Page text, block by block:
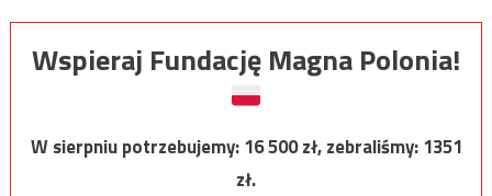
Wspieraj Fundację Magna Polonia!
W sierpniu potrzebujemy:16 500zł, zebraliśmy:1351
zł.